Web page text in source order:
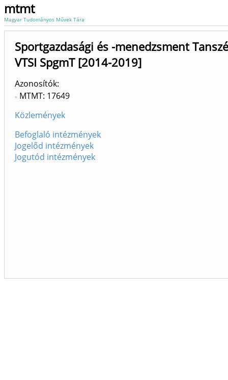
mtmt
Magyar Tudományos Művek Tára
Sportgazdasági és -menedzsment
VTSI SpgmT [2014-2019]
Azonosítók
MTMT: 17649
Közlemények
Befoglaló intézmények
Jogelőd intézmények
Jogutód intézmények